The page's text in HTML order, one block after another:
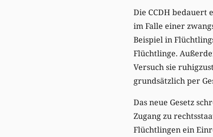
Die CCDH bedauert
im Falle einer
Beispiel in
Flüchtlinge.
Versuch sie
grundsätzlich per
Das neue Gesetz
Zugang zu
Flüchtlingen ein